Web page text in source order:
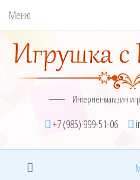
Меню
Интернет-магазин
+7 (985) 999-51-06